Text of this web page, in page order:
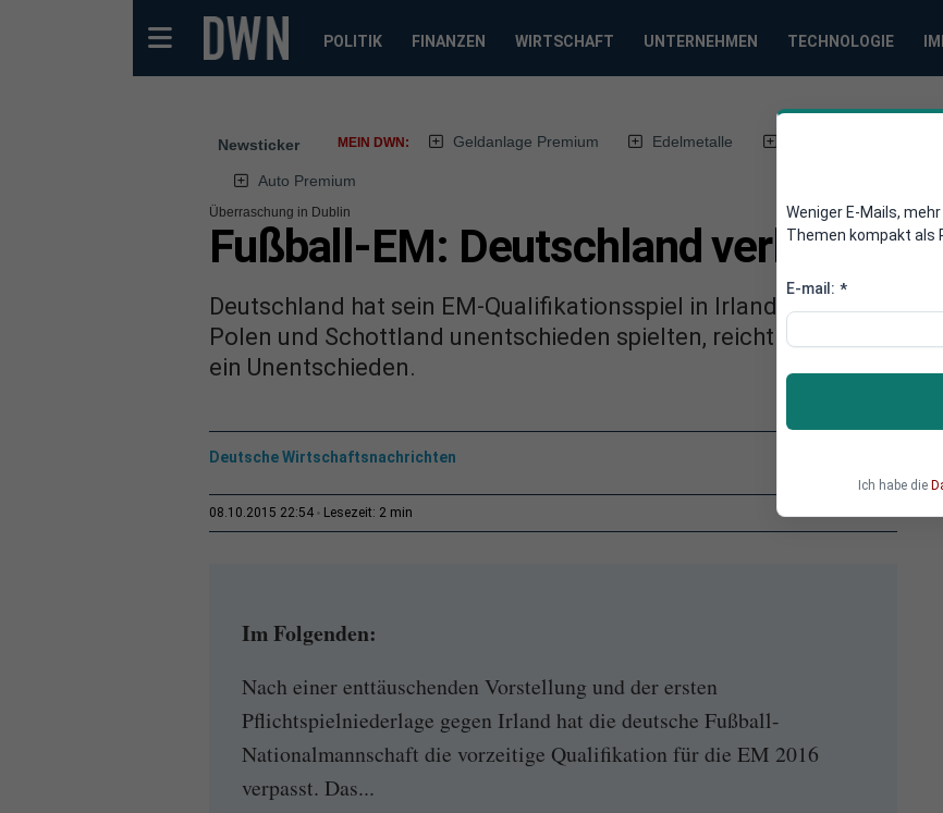
POLITIK FINANZEN WIRTSCHAFT UNTERNEHMEN TECHNOLOGIE
Newsticker MEIN DWN: Geldanlage Premium Edelmetalle
Auto Premium
Überraschung in Dublin
Fußball-EM: Deutschland verliert
Deutschland hat sein EM-Qualifikationsspiel in Irland überraschend
Polen und Schottland unentschieden spielten, reicht Deutschland
ein Unentschieden.
Deutsche Wirtschaftsnachrichten
08.10.2015 22:54 Lesezeit: 2 min
Im Folgenden:
Nach einer enttäuschenden Vorstellung und der ersten
Pflichtspielniederlage gegen Irland hat die deutsche Fußball-
Nationalmannschaft die vorzeitige Qualifikation für die EM 2016
verpasst. Das...
Weniger E-Mails,
Themen kompakt als
E-mail: *
Ich habe die